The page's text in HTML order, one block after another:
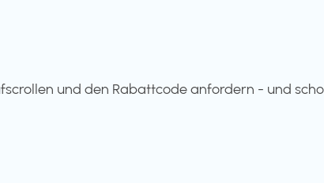
und den Rabattcode anfordern - und